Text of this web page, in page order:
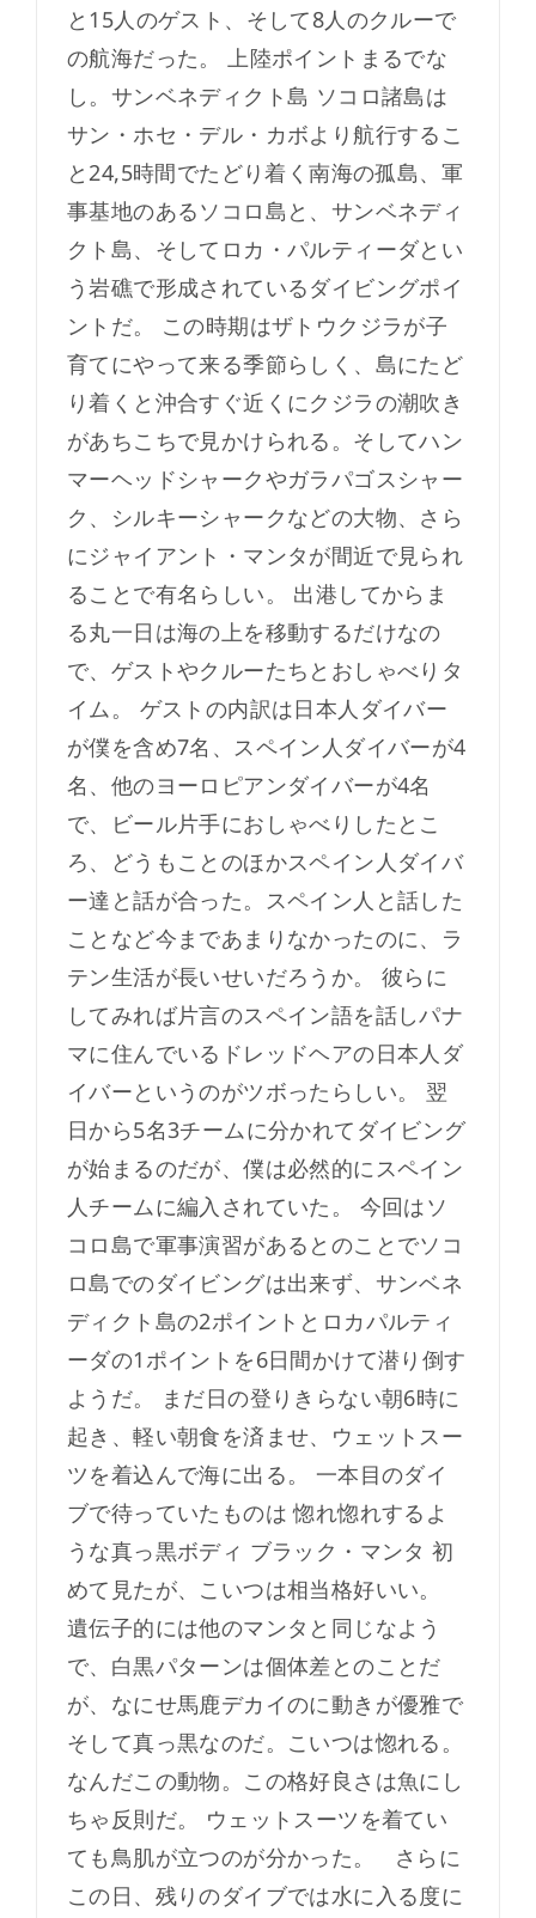
と15人のゲスト、そして8人のクルーで
の航海だった。 上陸ポイントまるでな
し。サンベネディクト島 ソコロ諸島は
サン・ホセ・デル・カボより航行するこ
と24,5時間でたどり着く南海の孤島、軍
事基地のあるソコロ島と、サンベネディ
クト島、そしてロカ・パルティーダとい
う岩礁で形成されているダイビングポイ
ントだ。 この時期はザトウクジラが子
育てにやって来る季節らしく、島にたど
り着くと沖合すぐ近くにクジラの潮吹き
があちこちで見かけられる。そしてハン
マーヘッドシャークやガラパゴスシャー
ク、シルキーシャークなどの大物、さら
にジャイアント・マンタが間近で見られ
ることで有名らしい。 出港してからま
る丸一日は海の上を移動するだけなの
で、ゲストやクルーたちとおしゃべりタ
イム。 ゲストの内訳は日本人ダイバー
が僕を含め7名、スペイン人ダイバーが4
名、他のヨーロピアンダイバーが4名
で、ビール片手におしゃべりしたとこ
ろ、どうもことのほかスペイン人ダイバ
ー達と話が合った。スペイン人と話した
ことなど今まであまりなかったのに、ラ
テン生活が長いせいだろうか。 彼らに
してみれば片言のスペイン語を話しパナ
マに住んでいるドレッドヘアの日本人ダ
イバーというのがツボったらしい。 翌
日から5名3チームに分かれてダイビング
が始まるのだが、僕は必然的にスペイン
人チームに編入されていた。 今回はソ
コロ島で軍事演習があるとのことでソコ
ロ島でのダイビングは出来ず、サンベネ
ディクト島の2ポイントとロカパルティ
ーダの1ポイントを6日間かけて潜り倒す
ようだ。 まだ日の登りきらない朝6時に
起き、軽い朝食を済ませ、ウェットスー
ツを着込んで海に出る。 一本目のダイ
ブで待っていたものは 惚れ惚れするよ
うな真っ黒ボディ ブラック・マンタ 初
めて見たが、こいつは相当格好いい。
遺伝子的には他のマンタと同じなよう
で、白黒パターンは個体差とのことだ
が、なにせ馬鹿デカイのに動きが優雅で
そして真っ黒なのだ。こいつは惚れる。
なんだこの動物。この格好良さは魚にし
ちゃ反則だ。 ウェットスーツを着てい
ても鳥肌が立つのが分かった。 さらに
この日、残りのダイブでは水に入る度に